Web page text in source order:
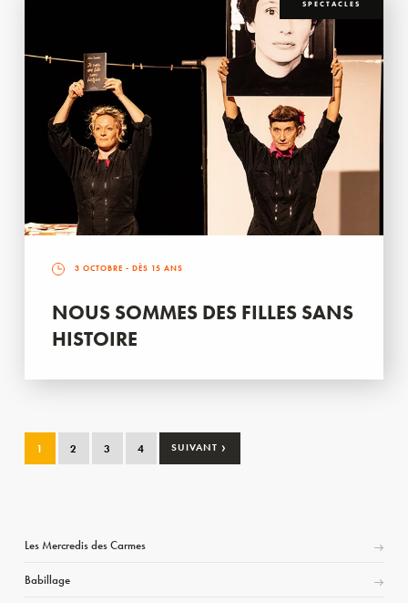
SPECTACLES
3 OCTOBRE - DÈS 15 ANS
NOUS SOMMES DES FILLES SANS
HISTOIRE
1 2 3 4 SUIVANT ›
Les Mercredis des Carmes
Babillage